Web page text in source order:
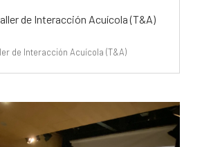
de Interacción Acuícola (T&A)
de Interacción Acuícola (T&A)